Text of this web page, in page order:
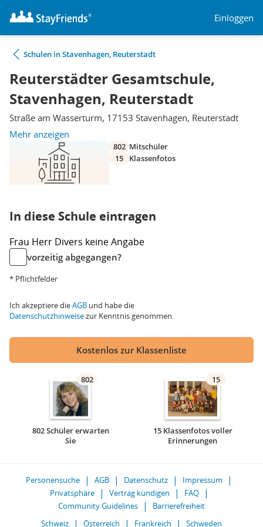
Einloggen
Schulen in Stavenhagen, Reuterstadt
Reuterstädter Gesamtschule,
Stavenhagen, Reuterstadt
Straße am Wasserturm, 17153 Stavenhagen, Reuterstadt
Mehr anzeigen
802 Mitschüler
15
Klassenfotos
In diese Schule eintragen
Frau Herr Divers keine Angabe
vorzeitig abgegangen?
* Pflichtfelder
Ich akzeptiere dieAGB und habe die
Datenschutzhinweisezur Kenntnis genommen.
Kostenlos zur Klassenliste
802
802 Schüler erwarten
Sie
15
15 Klassenfotos voller
Erinnerungen
Personensuche AGB Datenschutz
Impressum
Privatsphäre
Vertrag kündigen
FAQ
Community Guidelines
Barrierefreiheit
Schweiz
Österreich Frankreich Schweden